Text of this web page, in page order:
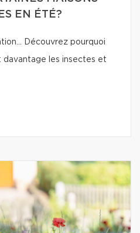
EN ÉTÉ?
Découvrez pourquoi
davantage les insectes et